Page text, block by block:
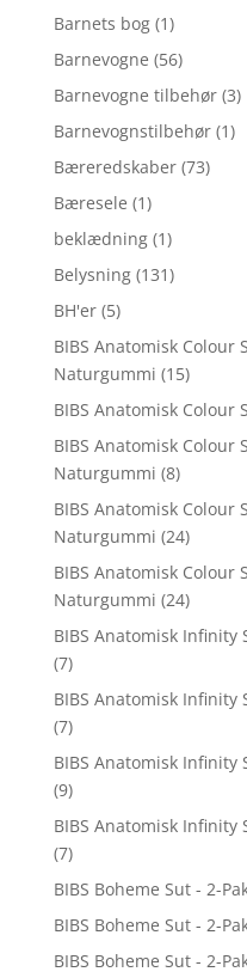
Barnets bog (1)
Barnevogne (56)
Barnevogne tilbehør (3)
Barnevognstilbehør (1)
Bæreredskaber (73)
Bæresele (1)
beklædning (1)
Belysning (131)
BH'er (5)
BIBS Anatomisk Colour
Naturgummi (15)
BIBS Anatomisk Colour
BIBS Anatomisk Colour
Naturgummi (8)
BIBS Anatomisk Colour
Naturgummi (24)
BIBS Anatomisk Colour
Naturgummi (24)
BIBS Anatomisk Infinity
(7)
BIBS Anatomisk Infinity
(7)
BIBS Anatomisk Infinity
(9)
BIBS Anatomisk Infinity
(7)
BIBS Boheme Sut - 2-
BIBS Boheme Sut - 2-
BIBS Boheme Sut - 2-